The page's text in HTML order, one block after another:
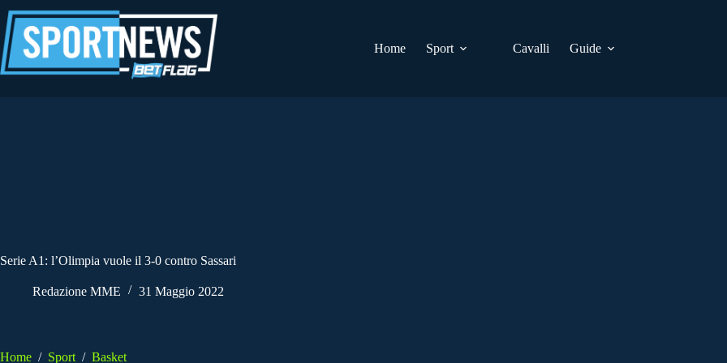
al
contenuto
Home
Sport Cavalli Guide
Serie A1: l’Olimpia vuole il 3-0 contro Sassari
Redazione MME 31 Maggio 2022
Home / Sport / Basket